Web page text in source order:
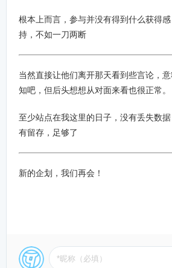
根本上而言，参与并没有得到什么获得
持，不如一刀两断
当然直接让他们离开那天看到些言论，
知吧，但后头想想从对面来看也很正常。
至少站点在我这里的日子，没有丢失数
有留存，足够了
新的企划，我们再会！